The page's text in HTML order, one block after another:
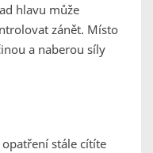
hlavu může
zánět. Místo
a naberou síly
opatření stále cítíte